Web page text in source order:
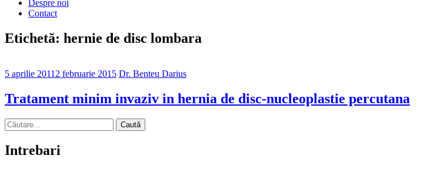
Despre noi
Contact
Etichetă: hernie de disc lombara
5 aprilie 2011 2 februarie 2015 Dr. Benteu Darius
Tratament minim invaziv in hernia de disc-nucleoplastie percutana
Caută
după:
Intrebari